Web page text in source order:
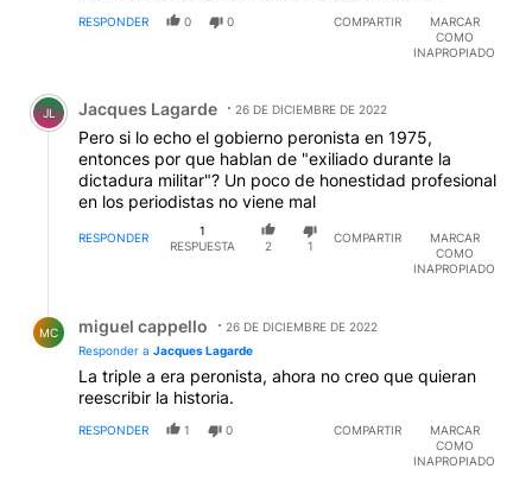
RESPONDER 0 0 COMPARTIR
MARCAR
COMO
INAPROPIADO
Comentario de Jacques Lagarde.
JL Jacques Lagarde 26 DE DICIEMBRE DE 2022
Pero si lo echo el gobierno peronista en 1975,
entonces por que hablan de "exiliado durante la
dictadura militar"? Un poco de honestidad profesional
en los periodistas no viene mal
RESPONDER
1
RESPUESTA
2 1
COMPARTIR
MARCAR
COMO
INAPROPIADO
MC miguel cappello
26 DE DICIEMBRE DE 2022
Responder a Jacques Lagarde
La triple a era peronista, ahora no creo que quieran
reescribir la historia.
RESPONDER 1 0 COMPARTIR
MARCAR
COMO
INAPROPIADO